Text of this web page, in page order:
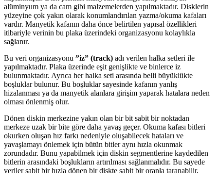
alüminyum ya da cam gibi malzemelerden yapılmaktadır. Disklerin
yüzeyine çok yakın olarak konumlandırılan yazma/okuma kafaları
vardır. Manyetik kafanın daha önce belirtilen yapısal özellikleri
itibariyle verinin bu plaka üzerindeki organizasyonu kolaylıkla
sağlanır.
Bu veri organizasyonu ”iz” (track) adı verilen halka setleri ile
yapılmaktadır. Plaka üzerinde eşit genişlikte ve binlerce iz
bulunmaktadır. Ayrıca her halka seti arasında belli büyüklükte
boşluklar bulunur. Bu boşluklar sayesinde kafanın yanlış
hizalanması ya da manyetik alanlara girişim yaparak hatalara neden
olması önlenmiş olur.
Dönen diskin merkezine yakın olan bir bit sabit bir noktadan
merkeze uzak bir bite göre daha yavaş geçer. Okuma kafası bitleri
okurken oluşan hız farkı nedeniyle oluşabilecek hataları ve
yavaşlamayı önlemek için bütün bitler aynı hızla okunmak
zorundadır. Bunu yapabilmek için diskin segmentlerine kaydedilen
bitlerin arasındaki boşlukların artırılması sağlanmalıdır. Bu sayede
veriler sabit bir hızla dönen bir diskte sabit bir oranla taranabilir.